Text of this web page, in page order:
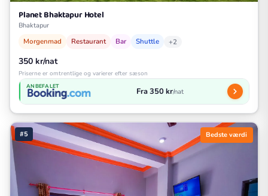
Planet Bhaktapur Hotel
Bhaktapur
Morgenmad Restaurant Bar Shuttle +2
350 kr/nat
Priserne er omtrentlige og varierer efter sæson
ANBEFALET Fra 350 kr/nat
#5 Bedste værdi